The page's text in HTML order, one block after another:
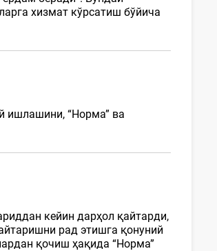
хизмат кўрсатиш бўйича
ишлашини, “Норма” ва
кейин дарҳол қайтарди,
рад этишга қонуний
қочиш ҳақида “Норма”